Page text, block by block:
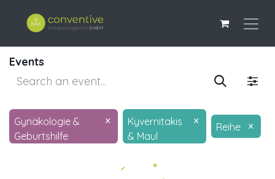
Events
Gynäkologie &
Geburtshilfe
×
Kyvernitakis
& Maul
× Reihe ×